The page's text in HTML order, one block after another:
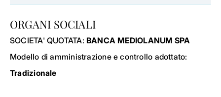
ORGANI SOCIALI
SOCIETA' QUOTATA: BANCA MEDIOLANUM SPA
Modello di amministrazione e controllo adottato:
Tradizionale